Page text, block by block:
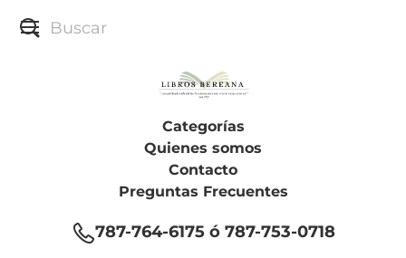
Categorías
Quienes somos
Contacto
Preguntas Frecuentes
787-764-6175 ó 787-753-0718